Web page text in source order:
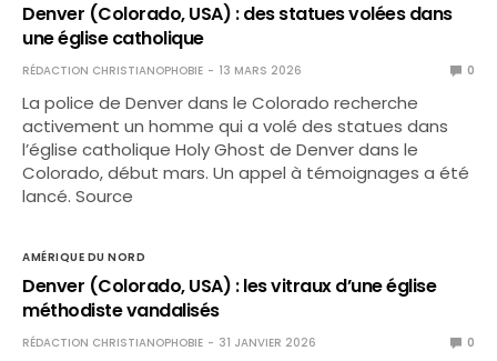
Denver (Colorado, USA) : des statues volées dans
une église catholique
RÉDACTION CHRISTIANOPHOBIE 13 MARS 2026 0
La police de Denver dans le Colorado recherche
activement un homme qui a volé des statues dans
l’église catholique Holy Ghost de Denver dans le
Colorado, début mars. Un appel à témoignages a été
lancé. Source
AMÉRIQUE DU NORD
Denver (Colorado, USA) : les vitraux d’une église
méthodiste vandalisés
RÉDACTION CHRISTIANOPHOBIE 31 JANVIER 2026 0